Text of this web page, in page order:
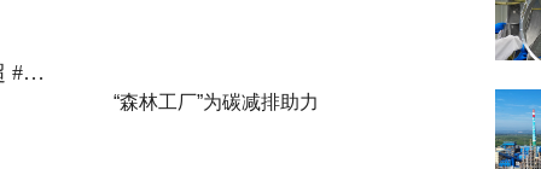
五超·现场丨“蔚蓝渤海见证激情 燕山松涛翻越层峦”河北五超 秦皇岛队VS承德队现场解说惊现小作文 @河北五超 #河北五超推荐官
“森林工厂”为碳减排助力